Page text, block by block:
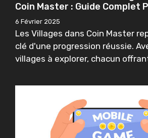
Coin Master : Guide Complet
6 Février 2025
Les Villages dans Coin Master
clé d'une progression réussie.
villages à explorer, chacun